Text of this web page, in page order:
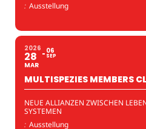
: Ausstellung
2026
28
MAR
06
SEP
MULTISPEZIES MEMBERS
NEUE ALLIANZEN ZWISCHEN
SYSTEMEN
: Ausstellung